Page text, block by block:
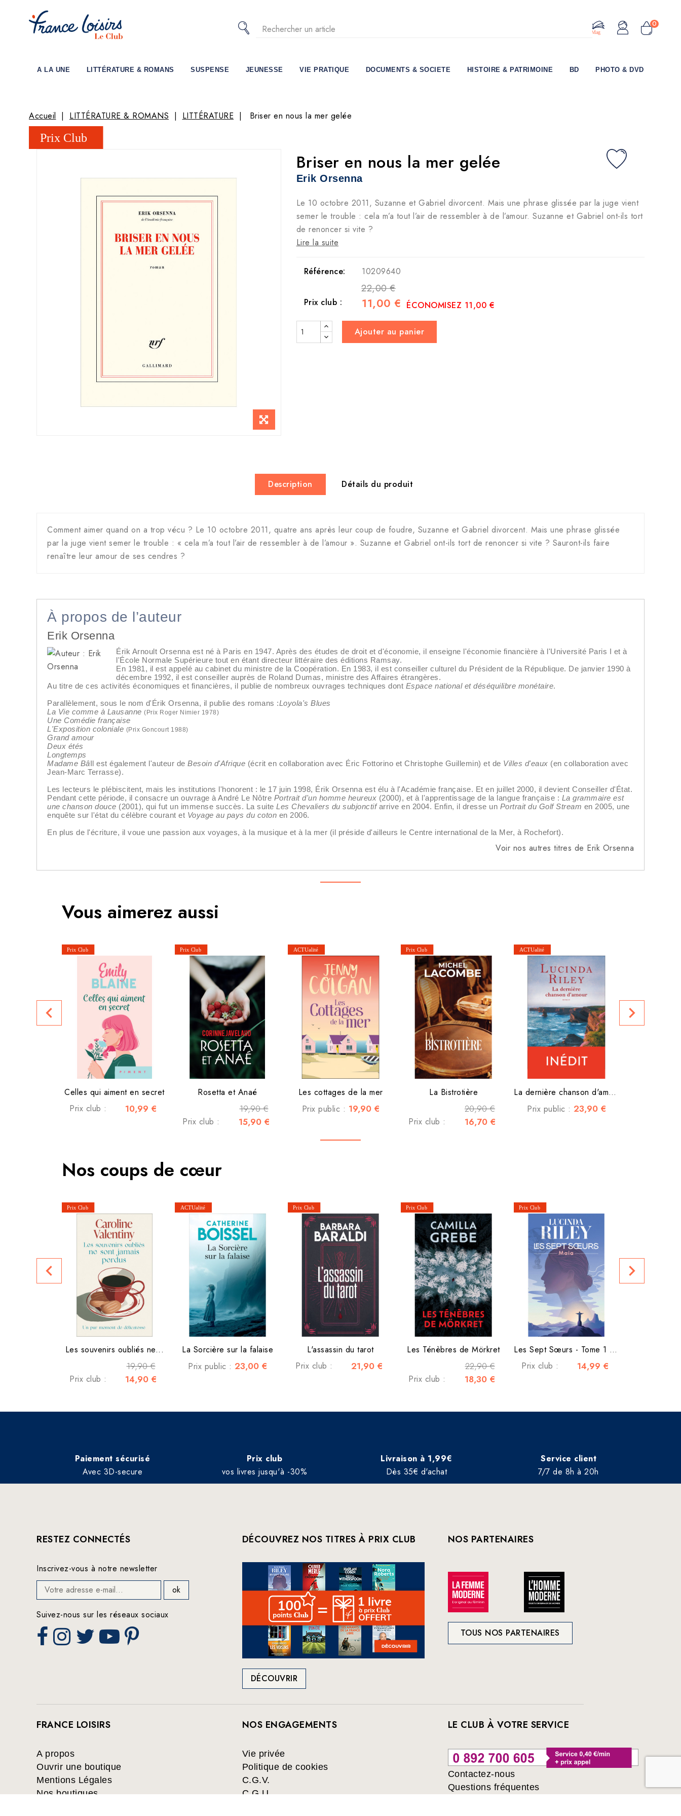
0
Le Mag
A LA UNE LITTÉRATURE & ROMANS SUSPENSE JEUNESSE VIE PRATIQUE DOCUMENTS & SOCIETE HISTOIRE & PATRIMOINE BD PHOTO & DVD
Accueil LITTÉRATURE & ROMANS LITTÉRATURE Briser en nous la mer gelée
Briser en nous la mer gelée
Erik Orsenna
Le 10 octobre 2011, Suzanne et Gabriel divorcent. Mais une phrase glissée par la juge vient
semer le trouble : cela m’a tout l’air de ressembler à de l’amour. Suzanne et Gabriel ont-ils tort
de renoncer si vite ?
Lire la suite
Référence: 10209640
22,00 €
Prix club : 11,00 € ÉCONOMISEZ 11,00 €
Ajouter au panier
Description Détails du produit
Comment aimer quand on a trop vécu ? Le 10 octobre 2011, quatre ans après leur coup de foudre, Suzanne et Gabriel divorcent. Mais une phrase glissée
par la juge vient semer le trouble : « cela m’a tout l’air de ressembler à de l’amour ». Suzanne et Gabriel ont-ils tort de renoncer si vite ? Sauront-ils faire
renaître leur amour de ses cendres ?
À propos de l’auteur
Erik Orsenna
Érik Arnoult Orsenna est né à Paris en 1947. Après des études de droit et d'économie, il enseigne l'économie financière à l'Université Paris I et à
l'École Normale Supérieure tout en étant directeur littéraire des éditions Ramsay.
En 1981, il est appelé au cabinet du ministre de la Coopération. En 1983, il est conseiller culturel du Président de la République. De janvier 1990 à
décembre 1992, il est conseiller auprès de Roland Dumas, ministre des Affaires étrangères.
Au titre de ces activités économiques et financières, il publie de nombreux ouvrages techniques dont Espace national et déséquilibre monétaire.
Parallèlement, sous le nom d'Érik Orsenna, il publie des romans :Loyola's Blues
La Vie comme à Lausanne (Prix Roger Nimier 1978)
Une Comédie française
L'Exposition coloniale (Prix Goncourt 1988)
Grand amour
Deux étés
Longtemps
Madame BâIl est également l'auteur de Besoin d'Afrique (écrit en collaboration avec Éric Fottorino et Christophe Guillemin) et de Villes d'eaux (en collaboration avec
Jean-Marc Terrasse).
Les lecteurs le plébiscitent, mais les institutions l'honorent : le 17 juin 1998, Érik Orsenna est élu à l'Académie française. Et en juillet 2000, il devient Conseiller d'État.
Pendant cette période, il consacre un ouvrage à André Le Nôtre Portrait d'un homme heureux (2000), et à l'apprentissage de la langue française : La grammaire est
une chanson douce (2001), qui fut un immense succès. La suite Les Chevaliers du subjonctifarrive en 2004. Enfin, il dresse un Portrait du Golf Stream en 2005, une
enquête sur l'état du célèbre courant et Voyage au pays du coton en 2006.
En plus de l'écriture, il voue une passion aux voyages, à la musique et à la mer (il préside d'ailleurs le Centre international de la Mer, à Rochefort).
Voir nos autres titres de Erik Orsenna
Vous aimerez aussi
Celles qui aiment en secret
Prix club :
10,99 €
Rosetta et Anaé
19,90 €
Prix club : 15,90 €
Les cottages de la mer
Prix public : 19,90 €
La Bistrotière
20,90 €
Prix club : 16,70 €
La dernière chanson d'amour
Prix public : 23,90 €
Prix club :
navigate_before navigate_next
Nos coups de cœur
Les souvenirs oubliés ne...
19,90 €
Prix club : 14,90 €
La Sorcière sur la falaise
Prix public : 23,00 €
L'assassin du tarot
Prix club :
21,90 €
Les Ténèbres de Mörkret
22,90 €
Prix club : 18,30 €
Les Sept Sœurs - Tome 1 - Maia
Prix club :
14,99 €
Prix club :
navigate_before navigate_next
Paiement sécurisé
Avec 3D-secure
Prix club
vos livres jusqu'à -30%
Livraison à 1,99€
Dès 35€ d'achat
Service client
7/7 de 8h à 20h
RESTEZ CONNECTÉS
Inscrivez-vous à notre newsletter
Suivez-nous sur les réseaux sociaux
DÉCOUVREZ NOS TITRES À PRIX CLUB
DÉCOUVRIR
NOS PARTENAIRES
TOUS NOS PARTENAIRES
FRANCE LOISIRS
A propos
Ouvrir une boutique
Mentions Légales
Nos boutiques
NOS ENGAGEMENTS
Vie privée
Politique de cookies
C.G.V.
C.G.U.
LE CLUB À VOTRE SERVICE
Contactez-nous
Questions fréquentes